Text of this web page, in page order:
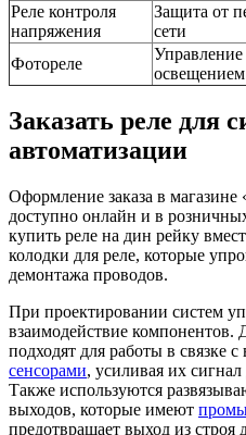
Реле контроля
напряжения
Защита от
сети
Фотореле
Управление
освещением
Заказать реле для
автоматизации
Оформление заказа в
доступно онлайн и в
купить реле на дин рейку
колодки для реле, которые
демонтажа проводов.
При проектировании систем
взаимодействие компонентов.
подходят для работы в связке
сенсорами, усиливая их
Также используются
выходов, которые имеют
предотвращает выход из строя